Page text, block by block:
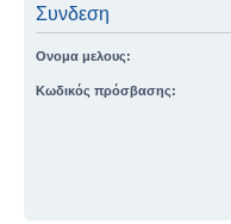
Συνδεση
Ονομα μελους:
Κωδικός πρόσβασης: